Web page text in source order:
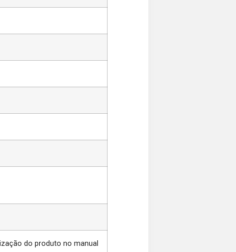
do produto no manual